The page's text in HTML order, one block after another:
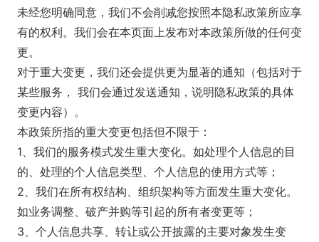
未经您明确同意，我们不会削减您按照本隐私政策所应享
有的权利。我们会在本页面上发布对本政策所做的任何变
更。
对于重大变更，我们还会提供更为显著的通知（包括对于
某些服务， 我们会通过发送通知，说明隐私政策的具体
变更内容）。
本政策所指的重大变更包括但不限于：
1、我们的服务模式发生重大变化。如处理个人信息的目
的、处理的个人信息类型、个人信息的使用方式等；
2、我们在所有权结构、组织架构等方面发生重大变化。
如业务调整、破产并购等引起的所有者变更等；
3、个人信息共享、转让或公开披露的主要对象发生变